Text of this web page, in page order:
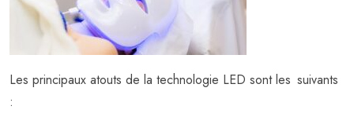
Les principaux atouts de la technologie LED sont les suivants
: